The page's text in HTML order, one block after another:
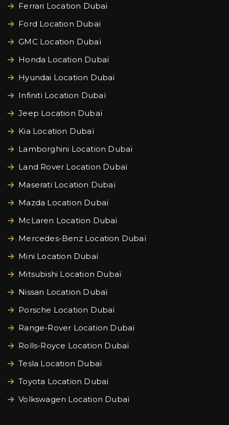
Ferrari Location Dubaï
Ford Location Dubaï
GMC Location Dubaï
Honda Location Dubaï
Hyundai Location Dubaï
Infiniti Location Dubaï
Jeep Location Dubaï
Kia Location Dubaï
Lamborghini Location Dubaï
Land Rover Location Dubaï
Maserati Location Dubaï
Mazda Location Dubaï
McLaren Location Dubaï
Mercedes-Benz Location Dubaï
Mini Location Dubaï
Mitsubishi Location Dubaï
Nissan Location Dubaï
Porsche Location Dubaï
Range-Rover Location Dubaï
Rolls-Royce Location Dubaï
Tesla Location Dubaï
Toyota Location Dubaï
Volkswagen Location Dubaï